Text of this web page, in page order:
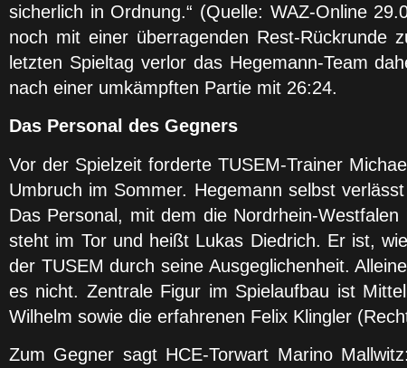
sicherlich in Ordnung.“ (Quelle: WAZ-Online
noch mit einer überragenden Rest-Rückrunde
letzten Spieltag verlor das Hegemann-Team
nach einer umkämpften Partie mit 26:24.
Das Personal des Gegners
Vor der Spielzeit forderte TUSEM-Trainer
Umbruch im Sommer. Hegemann selbst
Das Personal, mit dem die Nordrhein-
steht im Tor und heißt Lukas Diedrich. Er ist,
der TUSEM durch seine Ausgeglichenheit.
es nicht. Zentrale Figur im Spielaufbau ist
Wilhelm sowie die erfahrenen Felix Klingler
Zum Gegner sagt HCE-Torwart Marino